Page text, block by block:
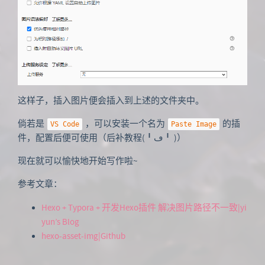
这样子，插入图片便会插入到上述的文件夹中。
倘若是
VS Code ，可以安装一个名为 Paste Image
的插
件，配置后便可使用（后补教程(╹ڡ╹ )）
现在就可以愉快地开始写作啦~
参考文章：
Hexo + Typora + 开发Hexo插件 解决图片路径不一致|yi
yun’s Blog
hexo-asset-img|Github